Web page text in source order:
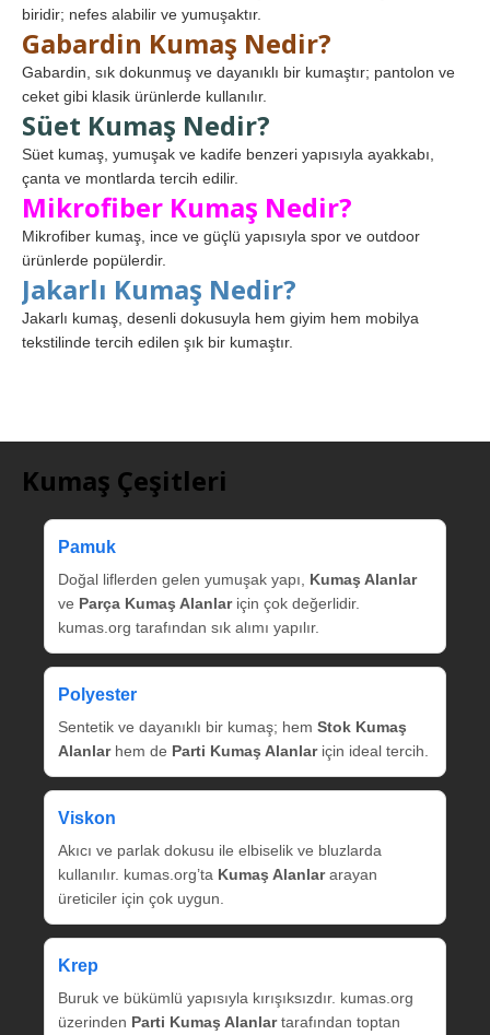
biridir; nefes alabilir ve yumuşaktır.
Gabardin Kumaş Nedir?
Gabardin, sık dokunmuş ve dayanıklı bir kumaştır; pantolon ve
ceket gibi klasik ürünlerde kullanılır.
Süet Kumaş Nedir?
Süet kumaş, yumuşak ve kadife benzeri yapısıyla ayakkabı,
çanta ve montlarda tercih edilir.
Mikrofiber Kumaş Nedir?
Mikrofiber kumaş, ince ve güçlü yapısıyla spor ve outdoor
ürünlerde popülerdir.
Jakarlı Kumaş Nedir?
Jakarlı kumaş, desenli dokusuyla hem giyim hem mobilya
tekstilinde tercih edilen şık bir kumaştır.
Kumaş Çeşitleri
Pamuk
Doğal liflerden gelen yumuşak yapı, Kumaş Alanlar
ve Parça Kumaş Alanlariçin çok değerlidir.
kumas.org tarafından sık alımı yapılır.
Polyester
Sentetik ve dayanıklı bir kumaş; hem Stok Kumaş
Alanlarhem de Parti Kumaş Alanlariçin ideal tercih.
Viskon
Akıcı ve parlak dokusu ile elbiselik ve bluzlarda
kullanılır. kumas.org’ta Kumaş Alanlararayan
üreticiler için çok uygun.
Krep
Buruk ve bükümlü yapısıyla kırışıksızdır. kumas.org
üzerinden Parti Kumaş Alanlartarafından toptan